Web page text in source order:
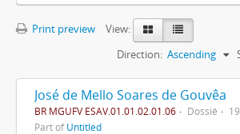
Print preview
View:
Direction: Ascending
José de Mello Soares de Gouvêa
BR MGUFV ESAV.01.01.02.01.06 Dossiê
Part ofUntitled